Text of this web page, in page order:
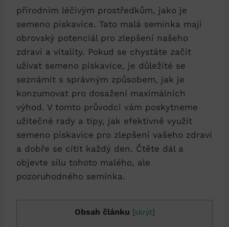
přírodním léčivým prostředkům, jako je
semeno pískavice. Tato malá semínka mají
obrovský potenciál pro zlepšení našeho
zdraví a vitality. Pokud se chystáte začít
užívat semeno pískavice, je důležité se
seznámit s správným způsobem, jak je
konzumovat pro dosažení maximálních
výhod. V tomto průvodci vám poskytneme
užitečné rady a tipy, jak efektivně využít
semeno pískavice pro zlepšení vašeho zdraví
a dobře se cítit každý den. Čtěte dál a
objevte sílu tohoto malého, ale
pozoruhodného semínka.
Obsah článku [skrýt]